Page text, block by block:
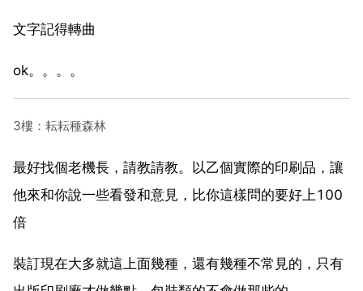
文字記得轉曲
ok。。。。
3樓：耘耘種森林
最好找個老機長，請教請教。以乙個實際的印刷品，讓
他來和你說一些看發和意見，比你這樣問的要好上100
倍
裝訂現在大多就這上面幾種，還有幾種不常見的，只有